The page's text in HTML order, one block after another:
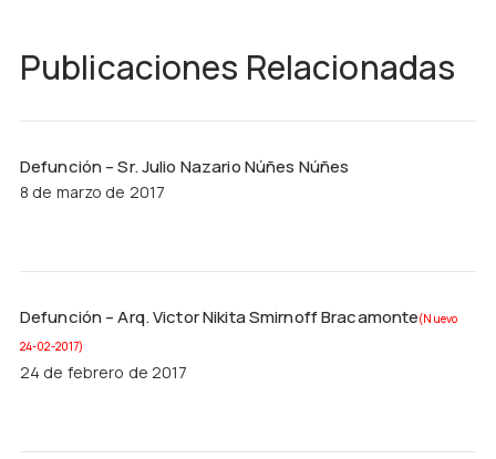
Publicaciones Relacionadas
Defunción – Sr. Julio Nazario Núñes Núñes
8 de marzo de 2017
Defunción – Arq. Victor Nikita Smirnoff Bracamonte(Nuevo
24-02-2017)
24 de febrero de 2017